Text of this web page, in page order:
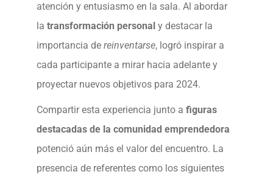
atención y entusiasmo en la sala. Al abordar
la transformación personal y destacar la
importancia de reinventarse, logró inspirar a
cada participante a mirar hacia adelante y
proyectar nuevos objetivos para 2024.
Compartir esta experiencia junto a figuras
destacadas de la comunidad emprendedora
potenció aún más el valor del encuentro. La
presencia de referentes como los siguientes